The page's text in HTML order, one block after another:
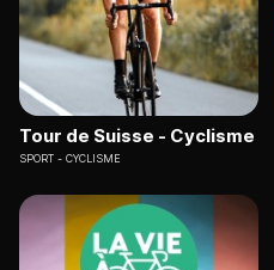
Tour de Suisse - Cyclisme
SPORT CYCLISME